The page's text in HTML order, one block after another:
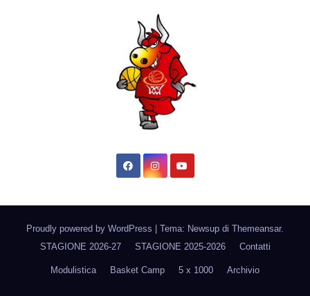
Proudly powered by WordPress Tema: Newsup di Themeansar.
STAGIONE 2026-27
STAGIONE 2025-2026 Contatti
Modulistica Basket Camp 5 x 1000 Archivio